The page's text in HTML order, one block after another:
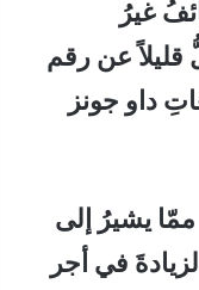
غيرُ
يقلُّ قليلاً عن رقم
توقّعاتِ داو جونز
كما كان متوقَّعًا، ممّا يشيرُ إلى
في أجر